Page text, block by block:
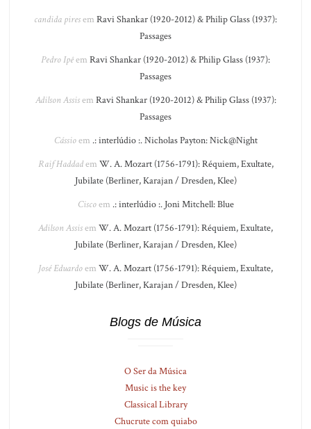
candida piresem Ravi Shankar (1920-2012) & Philip Glass (1937):
Passages
Pedro Ipêem Ravi Shankar (1920-2012) & Philip Glass (1937):
Passages
Adilson Assisem Ravi Shankar (1920-2012) & Philip Glass (1937):
Passages
Cássioem .: interlúdio :. Nicholas Payton: Nick@Night
Raif Haddadem W. A. Mozart (1756-1791): Réquiem, Exultate,
Jubilate (Berliner, Karajan / Dresden, Klee)
Ciscoem .: interlúdio :. Joni Mitchell: Blue
Adilson Assisem W. A. Mozart (1756-1791): Réquiem, Exultate,
Jubilate (Berliner, Karajan / Dresden, Klee)
José Eduardoem W. A. Mozart (1756-1791): Réquiem, Exultate,
Jubilate (Berliner, Karajan / Dresden, Klee)
Blogs de Música
O Ser da Música
Music is the key
Classical Library
Chucrute com quiabo